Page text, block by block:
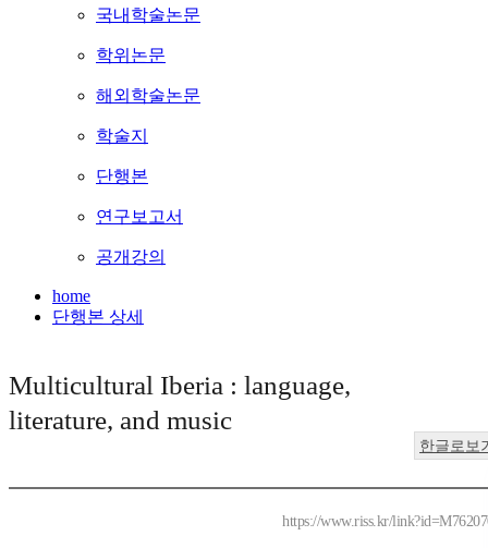
국내학술논문
학위논문
해외학술논문
학술지
단행본
연구보고서
공개강의
home
단행본 상세
Multicultural Iberia : language,
literature, and music
한글로보
https://www.riss.kr/